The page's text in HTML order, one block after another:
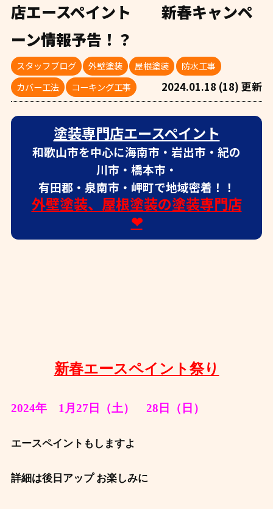
店エースペイント 新春キャンペ
ーン情報予告！？
スタッフブログ 外壁塗装 屋根塗装
防水工事
カバー工法
コーキング工事 2024.01.18 (18) 更新
塗装専門店エースペイント
和歌山市を中心に海南市・岩出市・紀の
川市・橋本市・
有田郡・泉南市・岬町で地域密着！！
外壁塗装、屋根塗装の塗装専門店
❤
新春エースペイント祭り
2024年 1月27日（土） 28日（日）
エースペイントもしますよ
詳細は後日アップ お楽しみに